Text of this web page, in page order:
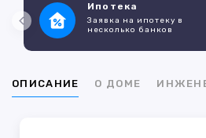
Ипотека
Заявка на ипотеку в
несколько банков
ОПИСАНИЕ О ДОМЕ